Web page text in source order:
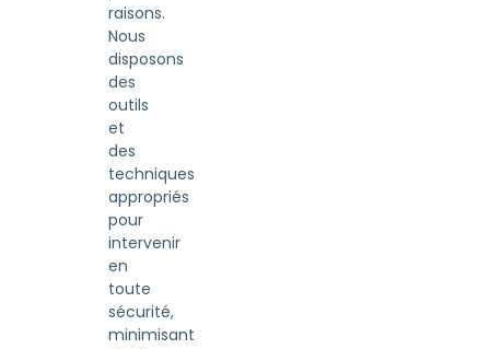
raisons.
Nous
disposons
des
outils
et
des
techniques
appropriés
pour
intervenir
en
toute
sécurité,
minimisant